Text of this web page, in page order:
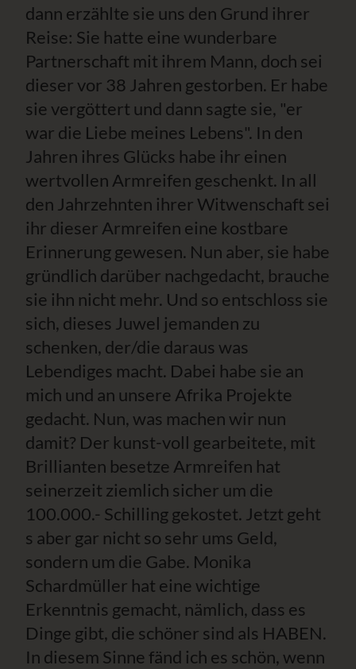
dann erzählte sie uns den Grund ihrer
Reise: Sie hatte eine wunderbare
Partnerschaft mit ihrem Mann, doch sei
dieser vor 38 Jahren gestorben. Er habe
sie vergöttert und dann sagte sie, "er
war die Liebe meines Lebens". In den
Jahren ihres Glücks habe ihr einen
wertvollen Armreifen geschenkt. In all
den Jahrzehnten ihrer Witwenschaft sei
ihr dieser Armreifen eine kostbare
Erinnerung gewesen. Nun aber, sie habe
gründlich darüber nachgedacht, brauche
sie ihn nicht mehr. Und so entschloss sie
sich, dieses Juwel jemanden zu
schenken, der/die daraus was
Lebendiges macht. Dabei habe sie an
mich und an unsere Afrika Projekte
gedacht. Nun, was machen wir nun
damit? Der kunst-voll gearbeitete, mit
Brillianten besetze Armreifen hat
seinerzeit ziemlich sicher um die
100.000.- Schilling gekostet. Jetzt geht
s aber gar nicht so sehr ums Geld,
sondern um die Gabe. Monika
Schardmüller hat eine wichtige
Erkenntnis gemacht, nämlich, dass es
Dinge gibt, die schöner sind als HABEN.
In diesem Sinne fänd ich es schön, wenn